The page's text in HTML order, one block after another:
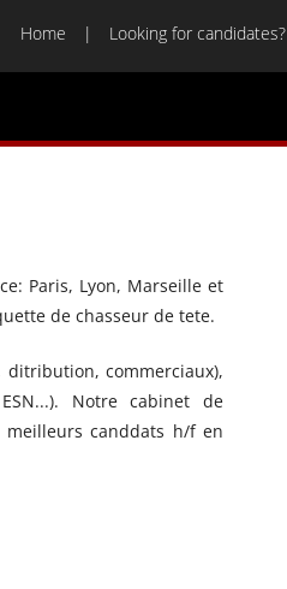
Home Looking for candidates?
Paris, Lyon, Marseille et
de chasseur de tete.
ditribution, commerciaux),
Notre cabinet de
canddats h/f en